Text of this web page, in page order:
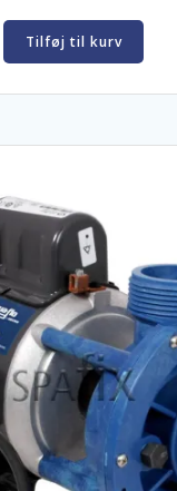
Tilføj til kurv